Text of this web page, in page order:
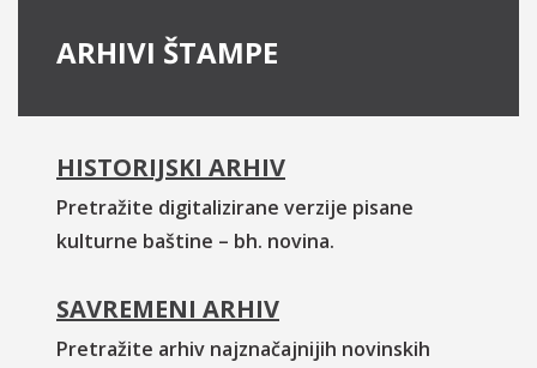
ARHIVI ŠTAMPE
HISTORIJSKI ARHIV
Pretražite digitalizirane verzije pisane
kulturne baštine – bh. novina.
SAVREMENI ARHIV
Pretražite arhiv najznačajnijih novinskih